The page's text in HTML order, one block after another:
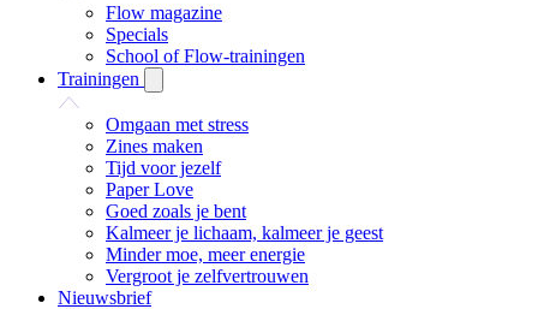
Flow magazine
Specials
School of Flow-trainingen
Trainingen
Omgaan met stress
Zines maken
Tijd voor jezelf
Paper Love
Goed zoals je bent
Kalmeer je lichaam, kalmeer je geest
Minder moe, meer energie
Vergroot je zelfvertrouwen
Nieuwsbrief